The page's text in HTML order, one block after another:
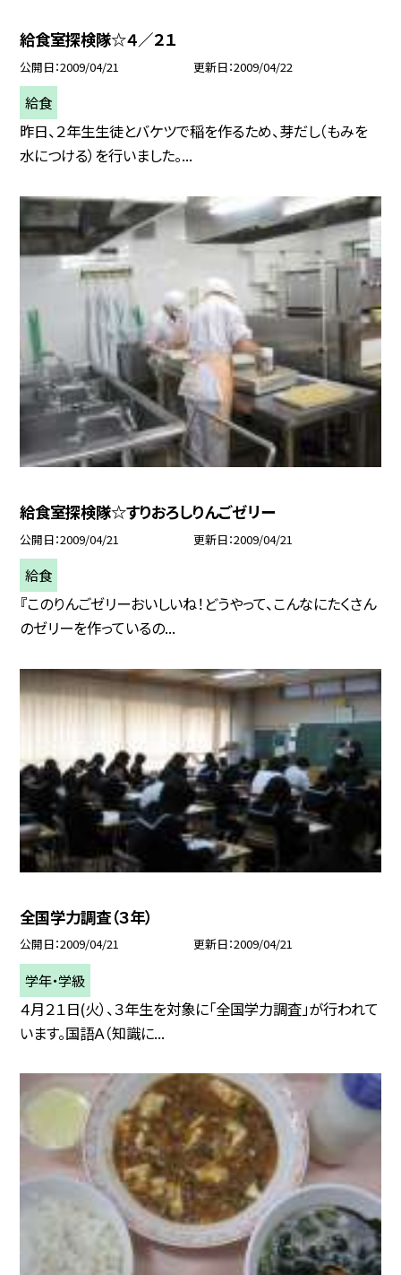
給食室探検隊☆４／２１
公開日 2009/04/21 更新日 2009/04/22
給食
昨日、２年生生徒とバケツで稲を作るため、芽だし（もみを
水につける）を行いました。...
給食室探検隊☆すりおろしりんごゼリー
公開日 2009/04/21 更新日 2009/04/21
給食
『このりんごゼリーおいしいね！どうやって、こんなにたくさん
のゼリーを作っているの...
全国学力調査（３年）
公開日 2009/04/21 更新日 2009/04/21
学年・学級
４月２１日(火）、３年生を対象に「全国学力調査」が行われて
います。国語Ａ（知識に...